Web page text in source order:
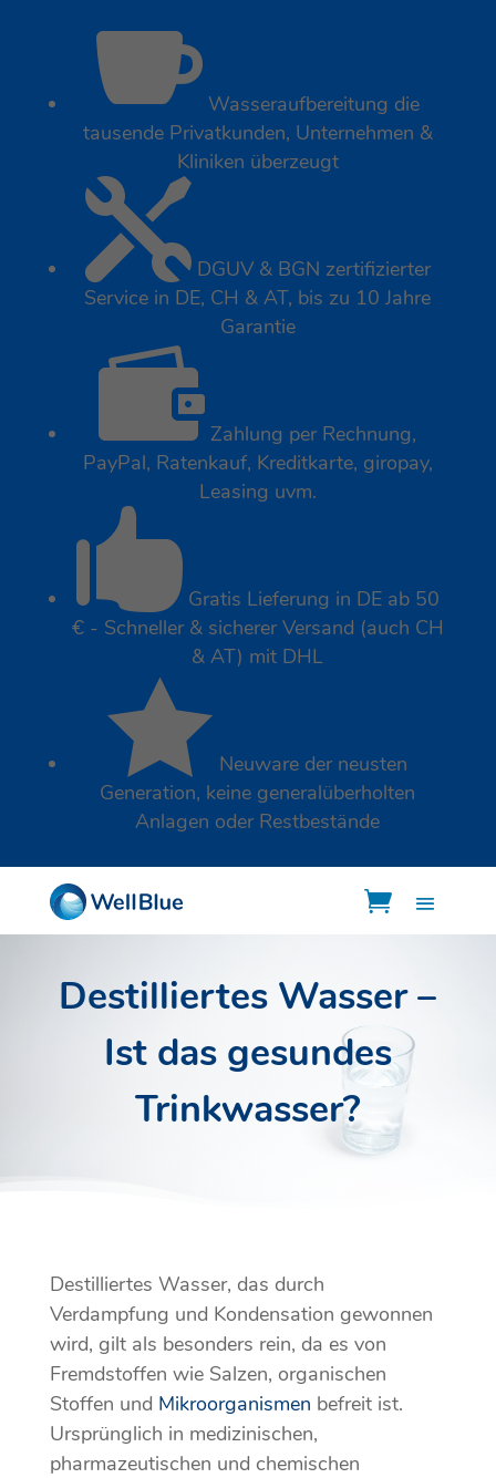
 Wasseraufbereitung die
tausende Privatkunden, Unternehmen &
Kliniken überzeugt
DGUV & BGN zertifizierter
Service in DE, CH & AT, bis zu 10 Jahre
Garantie
 Zahlung per Rechnung,
PayPal, Ratenkauf, Kreditkarte, giropay,
Leasing uvm.
 Gratis Lieferung in DE ab 50
€ - Schneller & sicherer Versand (auch CH
& AT) mit DHL
 Neuware der neusten
Generation, keine generalüberholten
Anlagen oder Restbestände
Destilliertes Wasser –
Ist das gesundes
Trinkwasser?
Destilliertes Wasser, das durch
Verdampfung und Kondensation gewonnen
wird, gilt als besonders rein, da es von
Fremdstoffen wie Salzen, organischen
Stoffen und Mikroorganismen befreit ist.
Ursprünglich in medizinischen,
pharmazeutischen und chemischen